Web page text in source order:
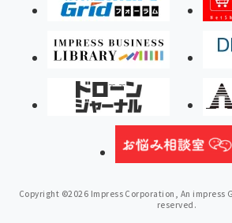
Copyright ©2026 Impress Corporation, An impress
reserved.